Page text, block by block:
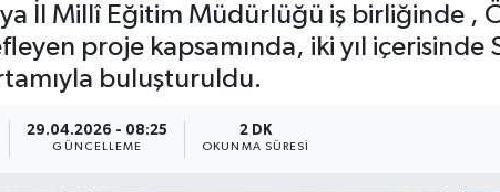
İl Millî Eğitim Müdürlüğü iş birliğinde ,
proje kapsamında, iki yıl içerisinde
buluşturuldu.
29.04.2026 - 08:25
GÜNCELLEME
2 DK
OKUNMA SÜRESI